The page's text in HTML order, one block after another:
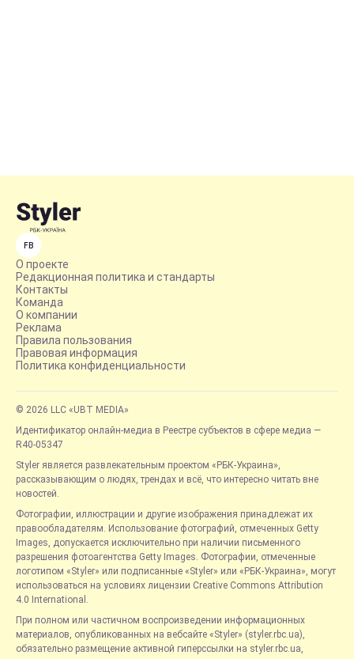
FB
О проекте
Редакционная политика и стандарты
Контакты
Команда
О компании
Реклама
Правила пользования
Правовая информация
Политика конфиденциальности
© 2026 LLC «UBT MEDIA»
Идентификатор онлайн-медиа в Реестре субъектов в сфере медиа —
R40-05347
Styler является развлекательным проектом «РБК-Украина»,
рассказывающим о людях, трендах и всё, что интересно читать вне
новостей.
Фотографии, иллюстрации и другие изображения принадлежат их
правообладателям. Использование фотографий, отмеченных Getty
Images, допускается исключительно при наличии письменного
разрешения фотоагентства Getty Images. Фотографии, отмеченные
логотипом «Styler» или подписанные «Styler» или «РБК-Украина», могут
использоваться на условиях лицензии Creative Commons Attribution
4.0 International.
При полном или частичном воспроизведении информационных
материалов, опубликованных на вебсайте «Styler» (styler.rbc.ua),
обязательно размещение активной гиперссылки на styler.rbc.ua,